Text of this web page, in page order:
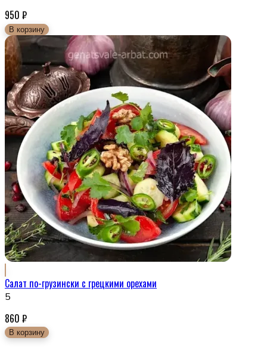
950 ₽
В корзину
Салат по-грузински с грецкими орехами
5
860 ₽
В корзину